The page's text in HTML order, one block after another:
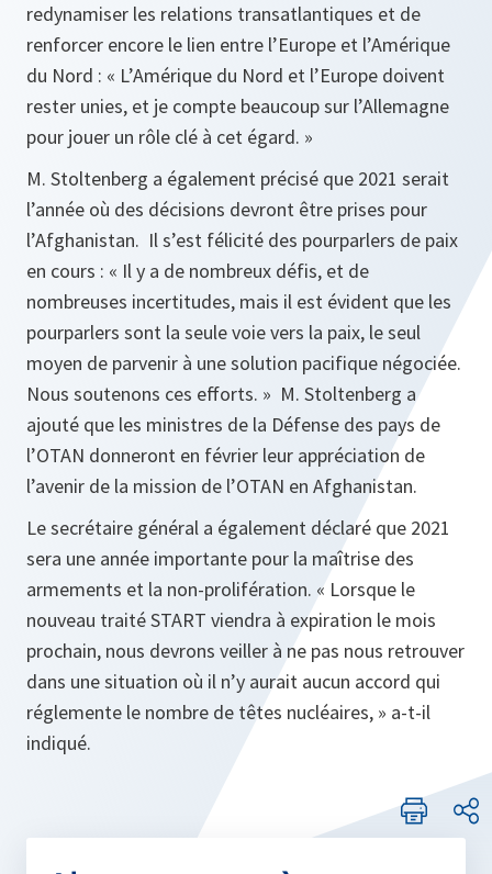
redynamiser les relations transatlantiques et de
renforcer encore le lien entre l’Europe et l’Amérique
du Nord : « L’Amérique du Nord et l’Europe doivent
rester unies, et je compte beaucoup sur l’Allemagne
pour jouer un rôle clé à cet égard. »
M. Stoltenberg a également précisé que 2021 serait
l’année où des décisions devront être prises pour
l’Afghanistan. Il s’est félicité des pourparlers de paix
en cours : « Il y a de nombreux défis, et de
nombreuses incertitudes, mais il est évident que les
pourparlers sont la seule voie vers la paix, le seul
moyen de parvenir à une solution pacifique négociée.
Nous soutenons ces efforts. » M. Stoltenberg a
ajouté que les ministres de la Défense des pays de
l’OTAN donneront en février leur appréciation de
l’avenir de la mission de l’OTAN en Afghanistan.
Le secrétaire général a également déclaré que 2021
sera une année importante pour la maîtrise des
armements et la non-prolifération. « Lorsque le
nouveau traité START viendra à expiration le mois
prochain, nous devrons veiller à ne pas nous retrouver
dans une situation où il n’y aurait aucun accord qui
réglemente le nombre de têtes nucléaires, » a-t-il
indiqué.